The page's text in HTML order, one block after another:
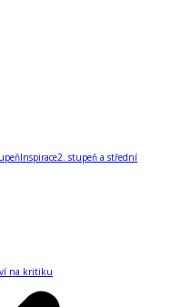
Inspirace2. stupeň a střední
na kritiku